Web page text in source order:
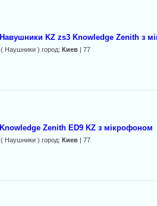
Навушники KZ zs3 Knowledge Zenith з
( Наушники ) город: Киев| 77
Knowledge Zenith ED9 KZ з мікрофоном
( Наушники ) город: Киев| 77